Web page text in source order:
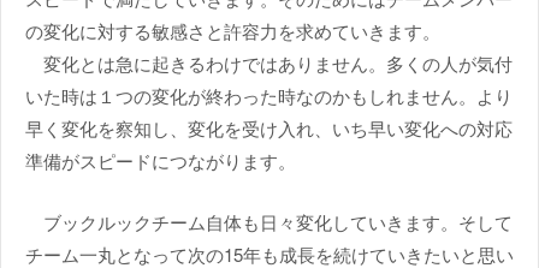
の変化に対する敏感さと許容力を求めていきます。
変化とは急に起きるわけではありません。多くの人が気付
いた時は１つの変化が終わった時なのかもしれません。より
早く変化を察知し、変化を受け入れ、いち早い変化への対応
準備がスピードにつながります。
ブックルックチーム自体も日々変化していきます。そして
チーム一丸となって次の15年も成長を続けていきたいと思い